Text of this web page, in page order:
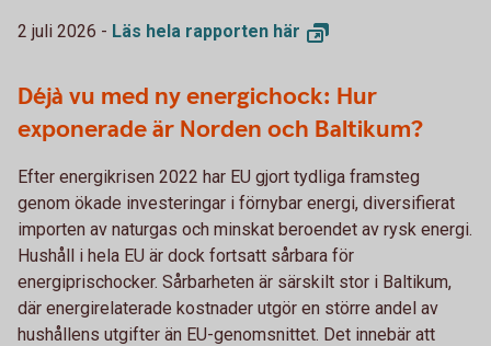
2 juli 2026 - Läs hela rapporten här
Déjà vu med ny energichock: Hur
exponerade är Norden och Baltikum?
Efter energikrisen 2022 har EU gjort tydliga framsteg
genom ökade investeringar i förnybar energi, diversifierat
importen av naturgas och minskat beroendet av rysk energi.
Hushåll i hela EU är dock fortsatt sårbara för
energiprischocker. Sårbarheten är särskilt stor i Baltikum,
där energirelaterade kostnader utgör en större andel av
hushållens utgifter än EU-genomsnittet. Det innebär att